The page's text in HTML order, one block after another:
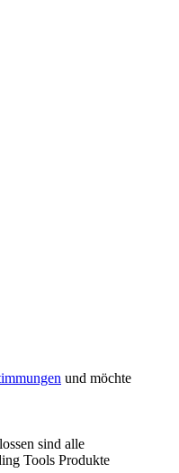
und möchte
sind alle
Tools Produkte